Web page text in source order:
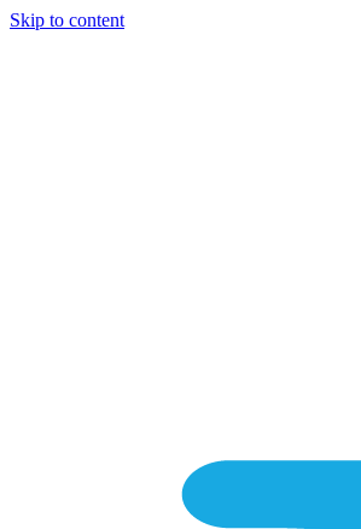
Skip to content